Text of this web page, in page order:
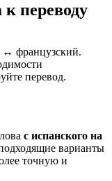
переводу
↔ французский.
перевод.
с испанского на
варианты
точную и